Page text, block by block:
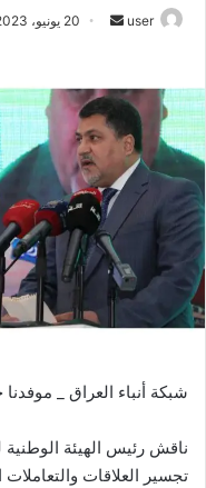
user
أرسل 20 يونيو، 2023
شبكة أنباء العراق _
ناقش رئيس الهيئة الوطنية
تجسير العلاقات